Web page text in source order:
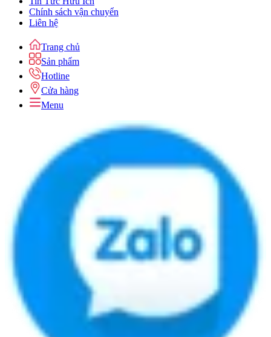
Chính sách vận chuyển
Liên hệ
Trang chủ
Sản phẩm
Hotline
Cửa hàng
Menu